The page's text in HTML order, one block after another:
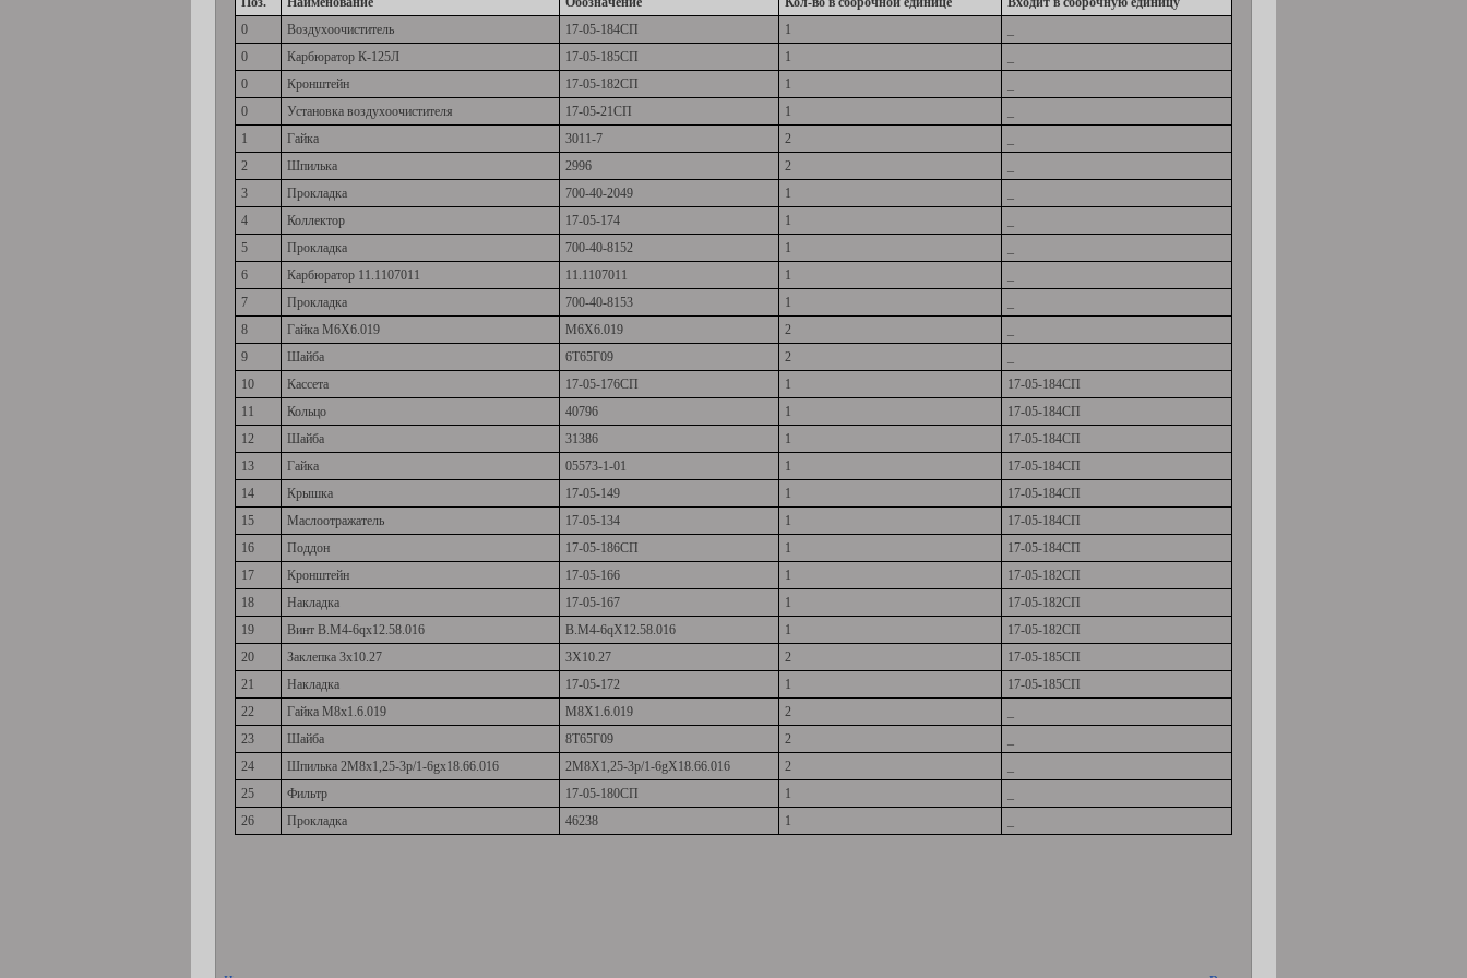
0
Воздухоочиститель 17-05-184СП 1
0
Карбюратор К-125Л 17-05-185СП 1
0
Кронштейн 17-05-182СП 1
0
Установка воздухоочистителя 17-05-21СП 1
1
Гайка 3011-7 2
2
Шпилька 2996 2
3
Прокладка 700-40-2049 1
4
Коллектор 17-05-174 1
5
Прокладка 700-40-8152 1
6
Карбюратор 11.1107011 11.1107011 1
7
Прокладка 700-40-8153 1
8
Гайка М6Х6.019 М6Х6.019 2
9
Шайба 6Т65Г09 2
10
Кассета 17-05-176СП 1
17-05-184СП
11
Кольцо 40796 1
17-05-184СП
12
Шайба 31386 1
17-05-184СП
13
Гайка 05573-1-01 1
17-05-184СП
14
Крышка 17-05-149 1
17-05-184СП
15
Маслоотражатель 17-05-134 1
17-05-184СП
16
Поддон 17-05-186СП 1
17-05-184СП
17
Кронштейн 17-05-166 1
17-05-182СП
18
Накладка 17-05-167 1
17-05-182СП
19
Винт В.М4-6qх12.58.016 В.М4-6qХ12.58.016 1
17-05-182СП
20
Заклепка 3х10.27 3Х10.27 2
17-05-185СП
21
Накладка 17-05-172 1
17-05-185СП
22
Гайка М8х1.6.019 М8Х1.6.019 2
23
Шайба 8Т65Г09 2
24
Шпилька 2М8х1,25-3p/1-6gх18.66.016 2М8Х1,25-3p/1-6gХ18.66.016 2
25
Фильтр 17-05-180СП 1
26
Прокладка 46238 1